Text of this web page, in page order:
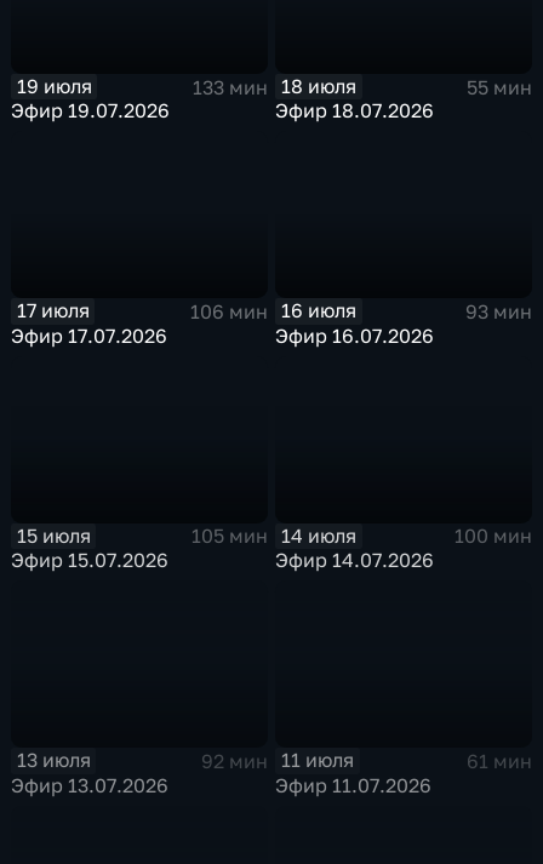
19 июля
133 мин
Эфир 19.07.2026
18 июля
55 мин
Эфир 18.07.2026
17 июля
106 мин
Эфир 17.07.2026
16 июля
93 мин
Эфир 16.07.2026
15 июля
105 мин
Эфир 15.07.2026
14 июля
100 мин
Эфир 14.07.2026
13 июля
92 мин
Эфир 13.07.2026
11 июля
61 мин
Эфир 11.07.2026